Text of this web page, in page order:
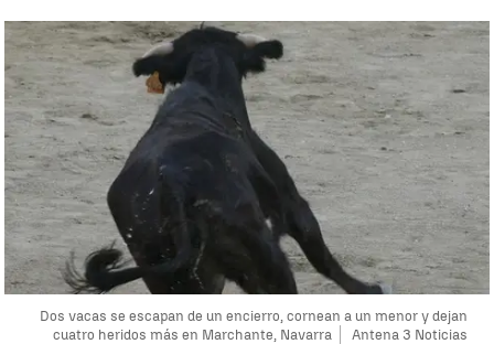
Dos vacas se escapan de un encierro, cornean a un menor y dejan
cuatro heridos más en Marchante, Navarra
Antena 3 Noticias